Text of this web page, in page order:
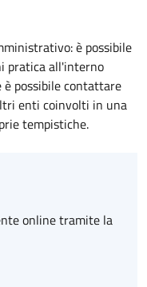
è possibile
pratica all'interno
è possibile contattare
enti coinvolti in una
tempistiche.
online tramite la